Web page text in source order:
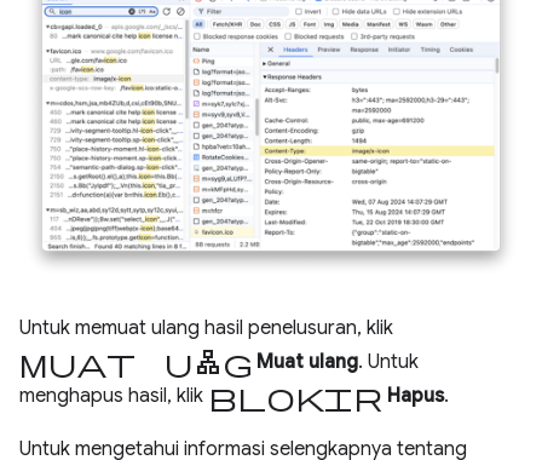
Untuk memuat ulang hasil penelusuran, klik
muat ulang Muat ulang. Untuk
menghapus hasil, klik blokir Hapus.
Untuk mengetahui informasi selengkapnya tentang